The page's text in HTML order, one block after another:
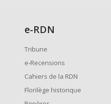
e-RDN
Tribune
e-Recensions
Cahiers de la RDN
Florilège historique